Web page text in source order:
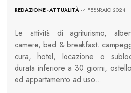
REDAZIONE-ATTUALITÀ- 4 FEBBRAIO 2024
Le attività di agriturismo,
camere, bed & breakfast,
cura, hotel, locazione o
durata inferiore a 30 giorni,
ed appartamento ad uso…